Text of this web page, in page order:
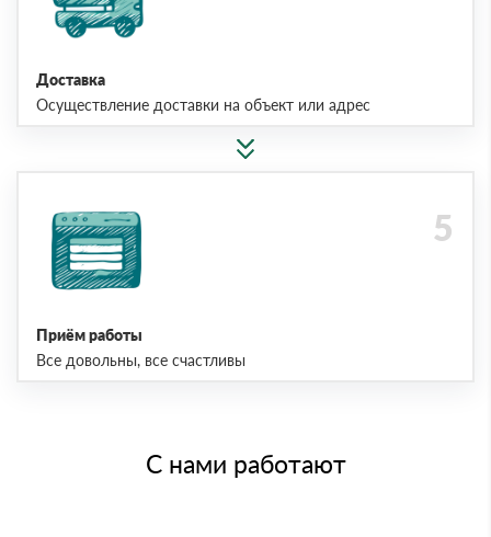
Доставка
Осуществление доставки на объект или адрес
Приём работы
Все довольны, все счастливы
С нами работают